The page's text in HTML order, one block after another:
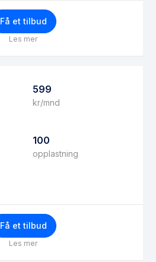
Få et tilbud
Les mer
599
kr/mnd
100
opplastning
Få et tilbud
Les mer